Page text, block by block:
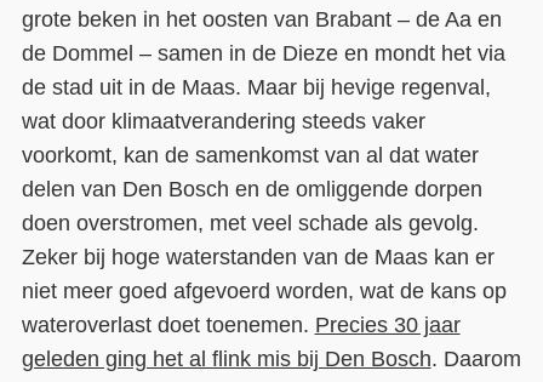
grote beken in het oosten van Brabant – de Aa en
de Dommel – samen in de Dieze en mondt het via
de stad uit in de Maas. Maar bij hevige regenval,
wat door klimaatverandering steeds vaker
voorkomt, kan de samenkomst van al dat water
delen van Den Bosch en de omliggende dorpen
doen overstromen, met veel schade als gevolg.
Zeker bij hoge waterstanden van de Maas kan er
niet meer goed afgevoerd worden, wat de kans op
wateroverlast doet toenemen. Precies 30 jaar
geleden ging het al flink mis bij Den Bosch. Daarom